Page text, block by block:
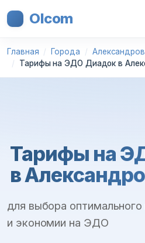
Olcom
Главная Города
Александров
Тарифы на ЭДО Диадок в
Тарифы на
в
для выбора
и экономии на ЭДО